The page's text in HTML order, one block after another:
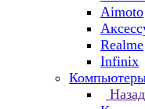
Aimoto
Realme
Infinix
Назад